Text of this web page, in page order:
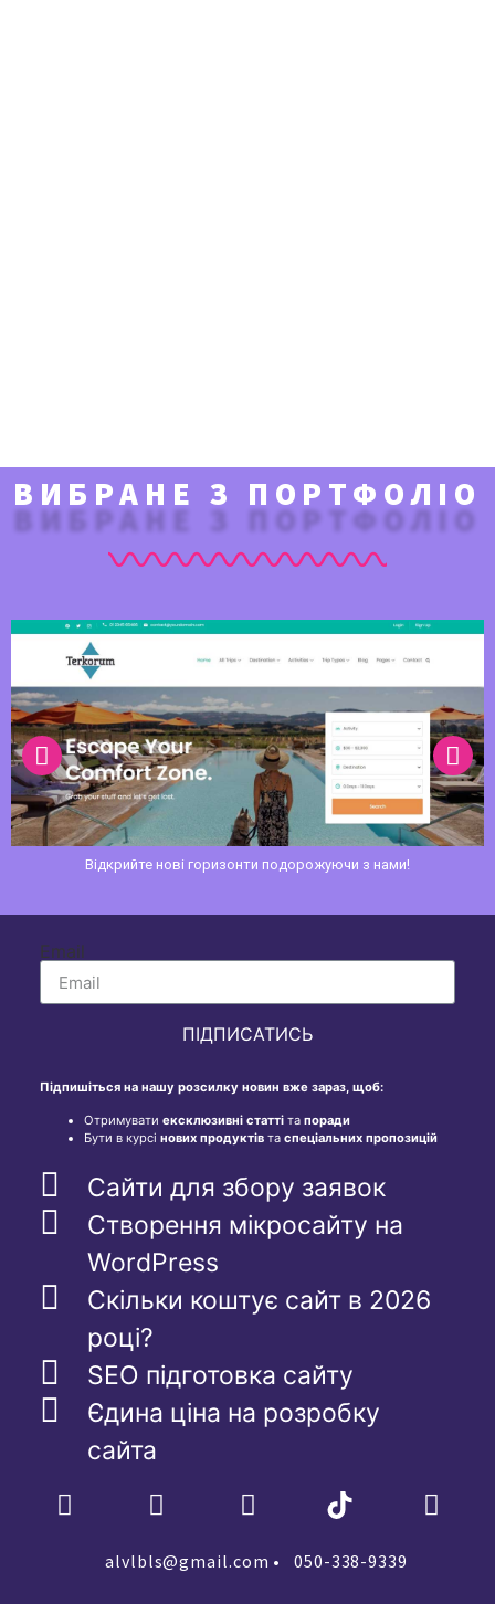
ВИБРАНЕ З ПОРТФОЛІО
Сайт компанії перевезення палива
Email
ПІДПИСАТИСЬ
Підпишіться на нашу розсилку новин вже зараз, щоб:
Отримувати ексклюзивні статті та поради
Бути в курсі нових продуктів та спеціальних пропозицій
Сайти для збору заявок
Створення мікросайту на
WordPress
Скільки коштує сайт в 2026
році?
SEO підготовка сайту
Єдина ціна на розробку
сайта
alvlbls@gmail.com • 050-338-9339